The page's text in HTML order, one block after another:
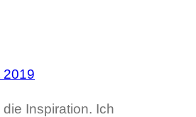
2019
Inspiration. Ich